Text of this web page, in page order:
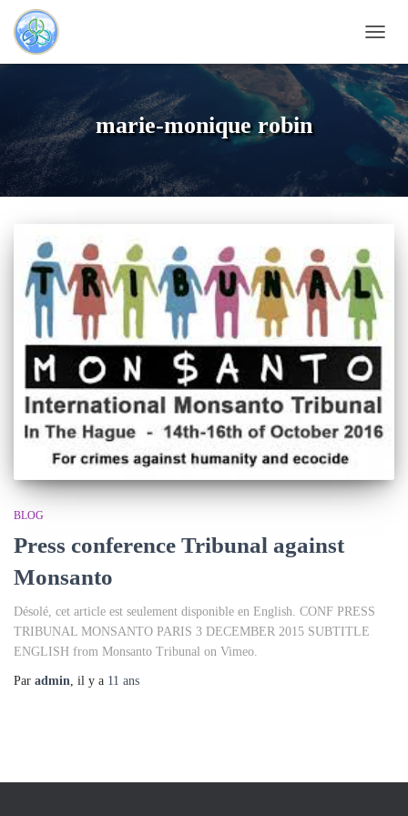
LA
marie-monique robin
BLOG
Press conference Tribunal against
Monsanto
Désolé, cet article est seulement disponible en English. CONF PRESS
TRIBUNAL MONSANTO PARIS 3 DECEMBER 2015 SUBTITLE
ENGLISH from Monsanto Tribunal on Vimeo.
Par admin , il y a 11 ans